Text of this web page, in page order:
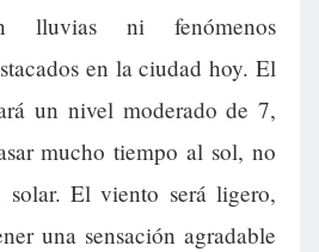
lluvias ni fenómenos
en la ciudad hoy. El
un nivel moderado de 7,
mucho tiempo al sol, no
solar. El viento será ligero,
una sensación agradable